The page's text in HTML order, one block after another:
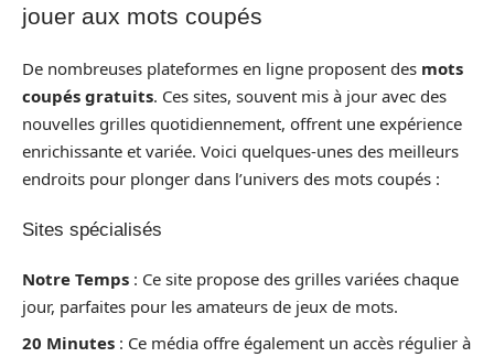
jouer aux mots coupés
De nombreuses plateformes en ligne proposent des mots
coupés gratuits. Ces sites, souvent mis à jour avec des
nouvelles grilles quotidiennement, offrent une expérience
enrichissante et variée. Voici quelques-unes des meilleurs
endroits pour plonger dans l’univers des mots coupés :
Sites spécialisés
Notre Temps : Ce site propose des grilles variées chaque
jour, parfaites pour les amateurs de jeux de mots.
20 Minutes : Ce média offre également un accès régulier à